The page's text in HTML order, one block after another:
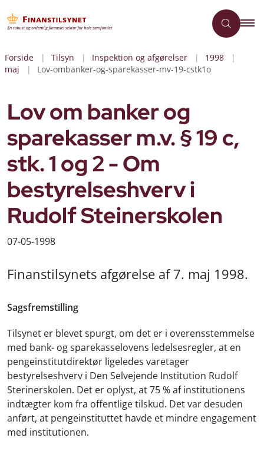
Forside Tilsyn Inspektion og afgørelser
1998
maj
Lov-ombanker-og-sparekasser-mv-19-cstk1o
Lov om banker og
sparekasser m.v. § 19 c,
stk. 1 og 2 - Om
bestyrelseshverv i
Rudolf Steinerskolen
07-05-1998
Finanstilsynets afgørelse af 7. maj 1998.
Sagsfremstilling
Tilsynet er blevet spurgt, om det er i overensstemmelse
med bank- og sparekasselovens ledelsesregler, at en
pengeinstitutdirektør ligeledes varetager
bestyrelseshverv i Den Selvejende Institution Rudolf
Sterinerskolen. Det er oplyst, at 75 % af institutionens
indtægter kom fra offentlige tilskud. Det var desuden
anført, at pengeinstituttet havde et mindre engagement
med institutionen.